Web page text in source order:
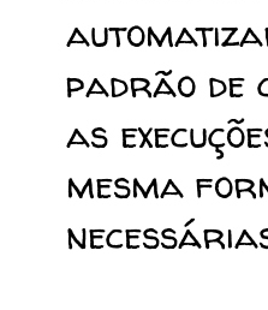
padrão de
as
mesma